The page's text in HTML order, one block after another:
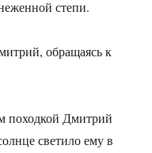
степи.
обращаясь к
походкой Дмитрий
светило ему в